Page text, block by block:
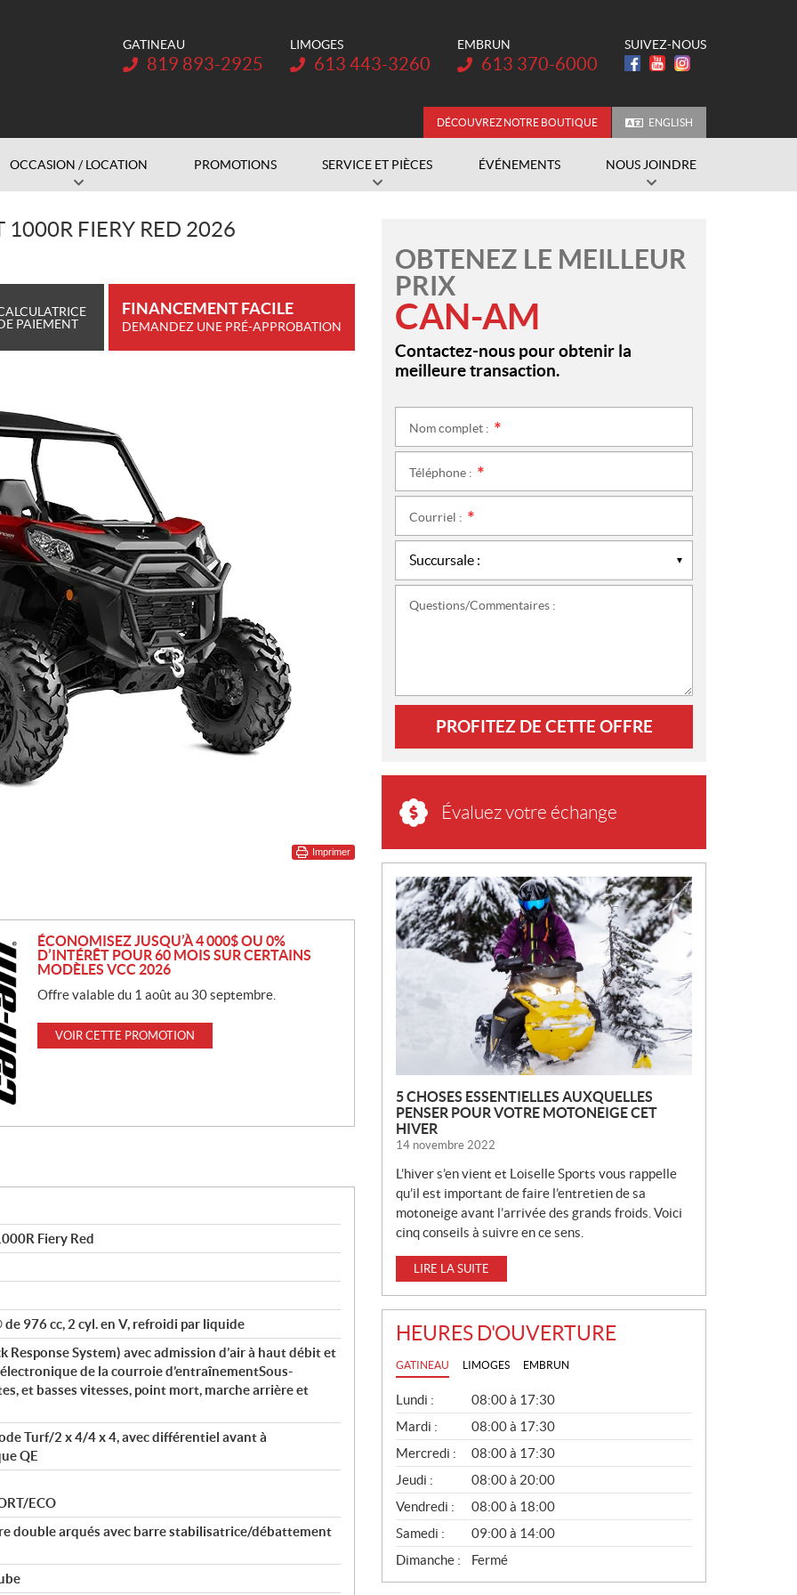
GATINEAU
Téléphone :
819 893-2925
LIMOGES
Téléphone :
613 443-3260
EMBRUN
Téléphone :
613 370-6000
SUIVEZ-NOUS
DÉCOUVREZ NOTRE BOUTIQUE ENGLISH
OCCASION / LOCATION PROMOTIONS SERVICE ET PIÈCES ÉVÉNEMENTS NOUS JOINDRE
FIERY RED 2026
PAIEMENT
FINANCEMENT FACILE
DEMANDEZ UNE PRÉ-APPROBATION
Imprimer
ÉCONOMISEZ JUSQU’À 4 000$ OU 0%
D’INTÉRÊT POUR 60 MOIS SUR CERTAINS
MODÈLES VCC 2026
Offre valable du 1 août au 30 septembre.
VOIR CETTE PROMOTION
Fiery Red
976 cc, 2 cyl. en V, refroidi par liquide
Response System) avec admission d’air à haut débit et
de la courroie d’entraînementSous-
et basses vitesses, point mort, marche arrière et
Turf/2 x 4/4 x 4, avec différentiel avant à
QE
ECO
double arqués avec barre stabilisatrice/débattement
OBTENEZ LE MEILLEUR
PRIX
CAN-AM
Contactez-nous pour obtenir la
meilleure transaction.
Nom complet :
Téléphone :
Courriel :
Questions/Commentaires :
PROFITEZ DE CETTE OFFRE
Évaluez votre échange
N
O
U
V
5 CHOSES ESSENTIELLES AUXQUELLES
PENSER POUR VOTRE MOTONEIGE CET
HIVER
14 novembre 2022
L’hiver s’en vient et Loiselle Sports vous rappelle
qu’il est important de faire l’entretien de sa
motoneige avant l’arrivée des grands froids. Voici
cinq conseils à suivre en ce sens.
LIRE LA SUITE
HEURES D'OUVERTURE
GATINEAU LIMOGES EMBRUN
G
É
N
É
R
A
L
Lundi :
08:00 à 17:30
Mardi :
08:00 à 17:30
Mercredi :
08:00 à 17:30
Jeudi :
08:00 à 20:00
Vendredi :
08:00 à 18:00
Samedi :
09:00 à 14:00
Dimanche :
Fermé